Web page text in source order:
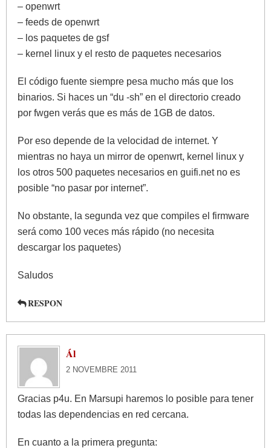
– openwrt
– feeds de openwrt
– los paquetes de gsf
– kernel linux y el resto de paquetes necesarios
El código fuente siempre pesa mucho más que los
binarios. Si haces un “du -sh” en el directorio creado
por fwgen verás que es más de 1GB de datos.
Por eso depende de la velocidad de internet. Y
mientras no haya un mirror de openwrt, kernel linux y
los otros 500 paquetes necesarios en guifi.net no es
posible “no pasar por internet”.
No obstante, la segunda vez que compiles el firmware
será como 100 veces más rápido (no necesita
descargar los paquetes)
Saludos
RESPON
Ál
2 NOVEMBRE 2011
Gracias p4u. En Marsupi haremos lo posible para tener
todas las dependencias en red cercana.
En cuanto a la primera pregunta: